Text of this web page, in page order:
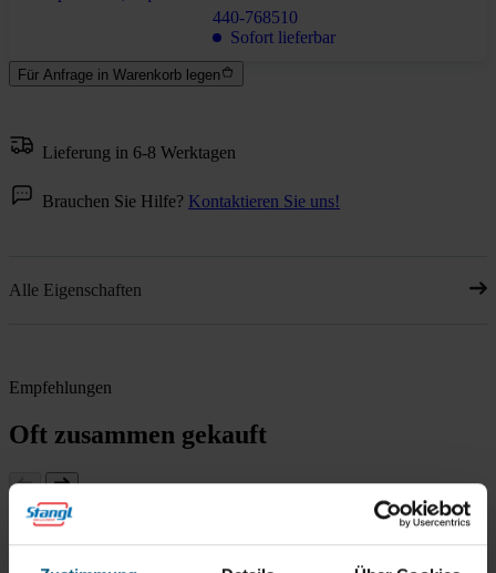
440-768510
Sofort lieferbar
Für Anfrage in Warenkorb legen
Lieferung in 6-8 Werktagen
Brauchen Sie Hilfe? Kontaktieren Sie uns!
Alle Eigenschaften
Empfehlungen
Oft zusammen gekauft
Superpad 430 mm